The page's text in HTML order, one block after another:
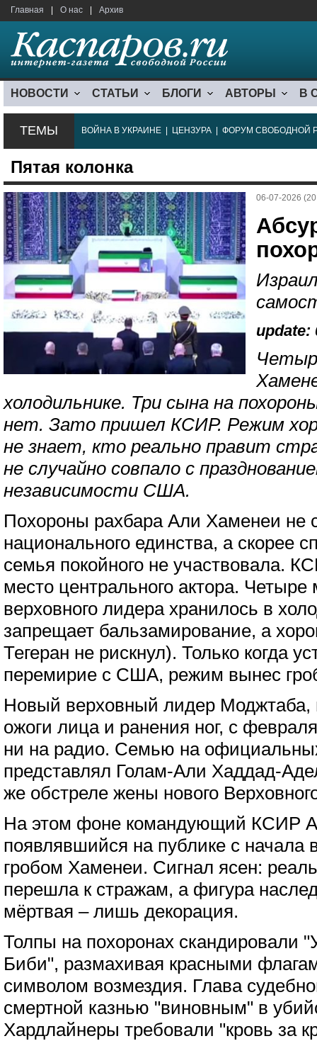
Главная О нас Архив
НОВОСТИ СТАТЬИ БЛОГИ АВТОРЫ В
ТЕМЫ ВОЙНА В УКРАИНЕ ЦЕНЗУРА ФОРУМ СВОБОДНОЙ
Пятая колонка
06-07-2026
update:
холодильнике. Три сына на
нет. Зато пришел КСИР. Режим
не знает, кто реально правит
не случайно совпало с
независимости США.
Похороны рахбара Али Хаменеи не
национального единства, а скорее
семья покойного не участвовала.
место центрального актора.
верховного лидера хранилось в
запрещает бальзамирование, а
Тегеран не рискнул). Только когда
перемирие с США, режим вынес
Новый верховный лидер
ожоги лица и ранения ног, с
ни на радио. Семью на
представлял Голам-Али Хаддад-
же обстреле жены нового
На этом фоне командующий КСИР
появлявшийся на публике с начала
гробом Хаменеи. Сигнал ясен:
перешла к стражам, а фигура
мёртвая – лишь декорация.
Толпы на похоронах скандировали
Биби", размахивая красными
символом возмездия. Глава
смертной казнью "виновным" в
Хардлайнеры требовали "кровь за